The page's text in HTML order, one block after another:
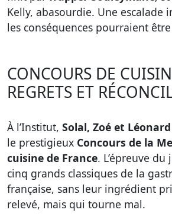
Kelly, abasourdie. Une escalade
les conséquences pourraient
CONCOURS DE
REGRETS ET
À l’Institut, Solal, Zoé et Léonard
le prestigieux Concours de la
cuisine de France. L’épreuve
cinq grands classiques de la
française, sans leur ingrédient
relevé, mais qui tourne mal.